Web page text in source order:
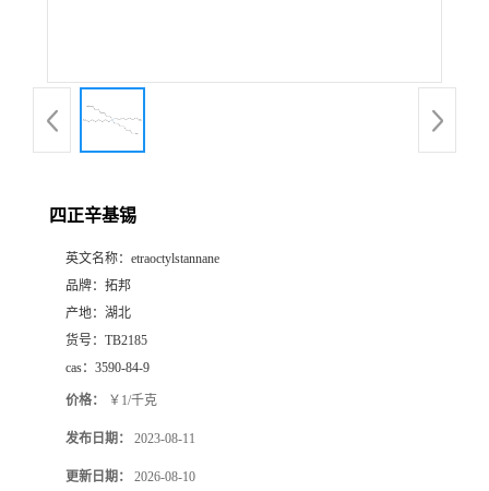
四正辛基锡
英文名称： etraoctylstannane
品牌： 拓邦
产地： 湖北
货号： TB2185
cas： 3590-84-9
价格： ￥1/千克
发布日期： 2023-08-11
更新日期： 2026-08-10